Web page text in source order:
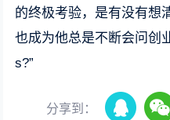
的终极考验，是有没有想
也成为他总是不断会问创
s?”
分享到：